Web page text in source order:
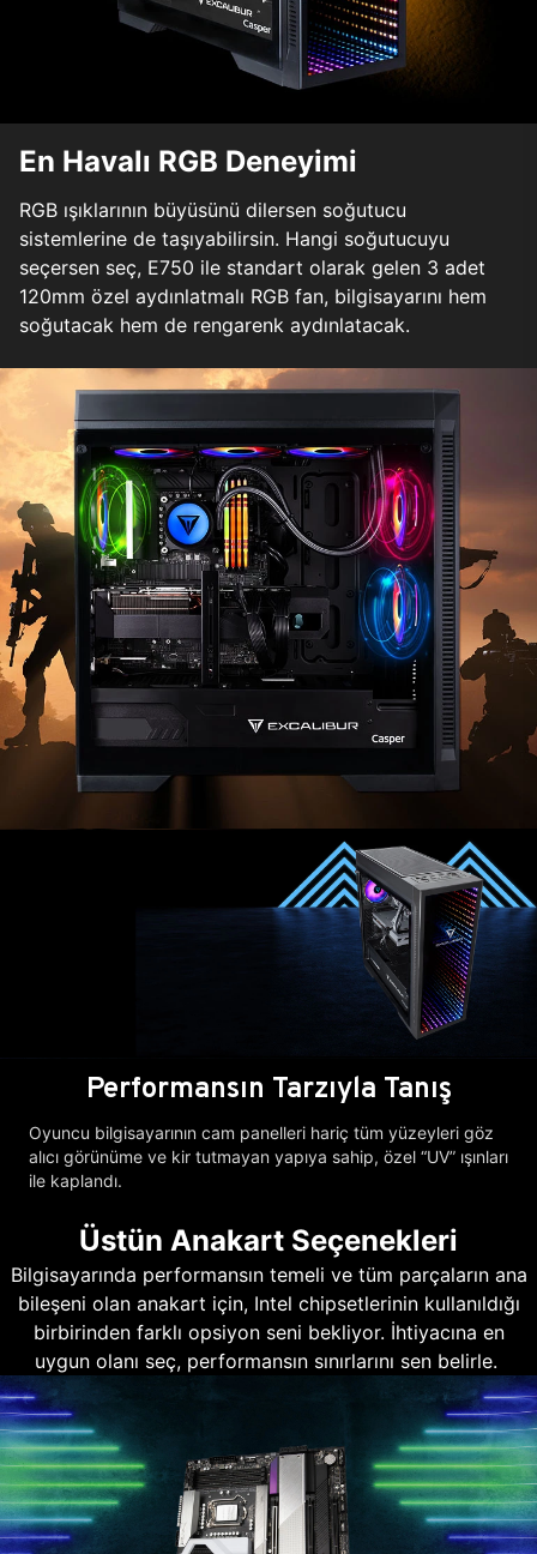
En Havalı RGB Deneyimi
RGB ışıklarının büyüsünü dilersen soğutucu
sistemlerine de taşıyabilirsin. Hangi soğutucuyu
seçersen seç, E750 ile standart olarak gelen 3 adet
120mm özel aydınlatmalı RGB fan, bilgisayarını hem
soğutacak hem de rengarenk aydınlatacak.
Performansın Tarzıyla Tanış
Oyuncu bilgisayarının cam panelleri hariç tüm yüzeyleri göz
alıcı görünüme ve kir tutmayan yapıya sahip, özel “UV” ışınları
ile kaplandı.
Üstün Anakart Seçenekleri
Bilgisayarında performansın temeli ve tüm parçaların ana
bileşeni olan anakart için, Intel chipsetlerinin kullanıldığı
birbirinden farklı opsiyon seni bekliyor. İhtiyacına en
uygun olanı seç, performansın sınırlarını sen belirle.